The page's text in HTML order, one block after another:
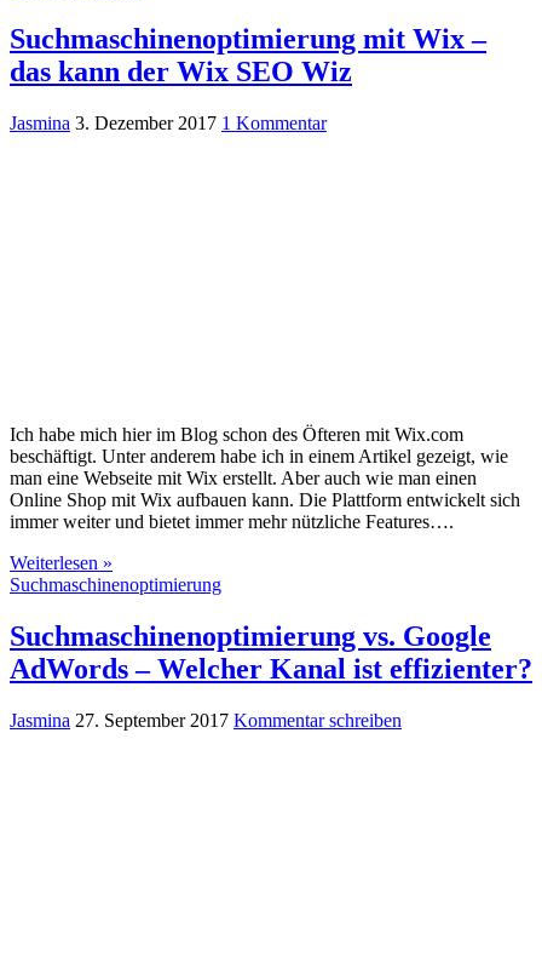
Suchmaschinenoptimierung mit Wix –
das kann der Wix SEO Wiz
Jasmina 3. Dezember 2017 1 Kommentar
Ich habe mich hier im Blog schon des Öfteren mit Wix.com
beschäftigt. Unter anderem habe ich in einem Artikel gezeigt, wie
man eine Webseite mit Wix erstellt. Aber auch wie man einen
Online Shop mit Wix aufbauen kann. Die Plattform entwickelt sich
immer weiter und bietet immer mehr nützliche Features….
Weiterlesen »
Suchmaschinenoptimierung
Suchmaschinenoptimierung vs. Google
AdWords – Welcher Kanal ist effizienter?
Jasmina 27. September 2017 Kommentar schreiben